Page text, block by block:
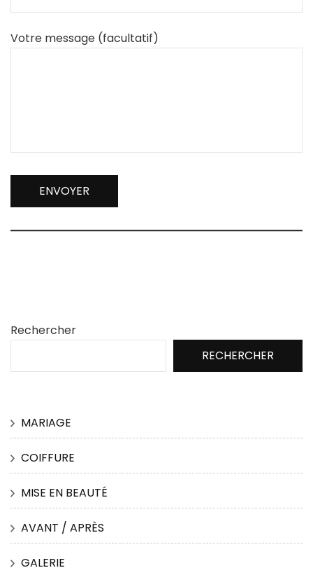
Votre message (facultatif)
Rechercher
RECHERCHER
MARIAGE
COIFFURE
MISE EN BEAUTÉ
AVANT / APRÈS
GALERIE